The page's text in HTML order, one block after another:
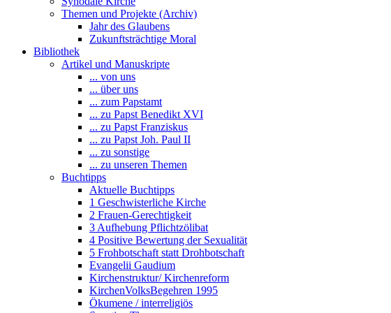
Themen und Projekte (Archiv)
Jahr des Glaubens
Zukunftsträchtige Moral
Bibliothek
Artikel und Manuskripte
... von uns
... über uns
... zum Papstamt
... zu Papst Benedikt XVI
... zu Papst Franziskus
... zu Papst Joh. Paul II
... zu sonstige
... zu unseren Themen
Buchtipps
Aktuelle Buchtipps
1 Geschwisterliche Kirche
2 Frauen-Gerechtigkeit
3 Aufhebung Pflichtzölibat
4 Positive Bewertung der Sexualität
5 Frohbotschaft statt Drohbotschaft
Evangelii Gaudium
Kirchenstruktur/ Kirchenreform
KirchenVolksBegehren 1995
Ökumene / interreligiös